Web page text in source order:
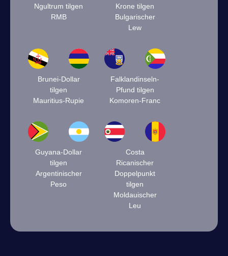
Ngultrum tilgen
RMB
Krone tilgen
Bulgarischer
Lew
Brunei-Dollar
tilgen
Mauritius-Rupie
Falklandinseln-
Pfund tilgen
Komoren-Franc
Guyana-Dollar
tilgen
Argentinischer
Peso
Costa
Ricanischer
Doppelpunkt
tilgen
Moldauischer
Leu